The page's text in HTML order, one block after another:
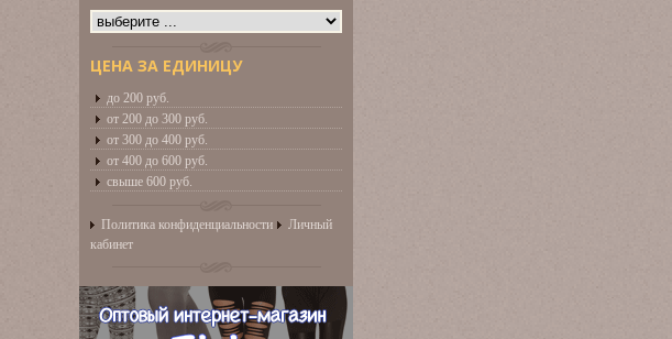
ЦЕНА ЗА ЕДИНИЦУ
до 200 руб.
от 200 до 300 руб.
от 300 до 400 руб.
от 400 до 600 руб.
свыше 600 руб.
Политика конфиденциальности
Личный
кабинет